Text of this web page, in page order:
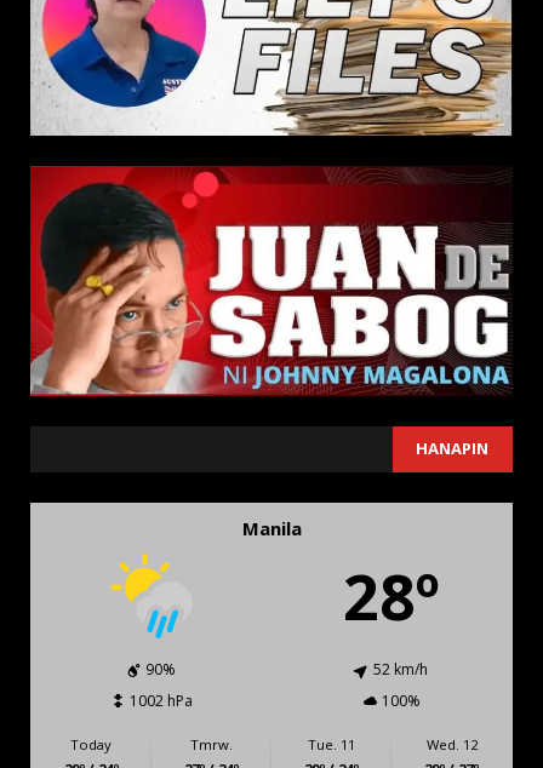
HANAPIN
Manila
28º
90%
52 km/h
1002 hPa
100%
Today
Tmrw.
Tue. 11
Wed. 12